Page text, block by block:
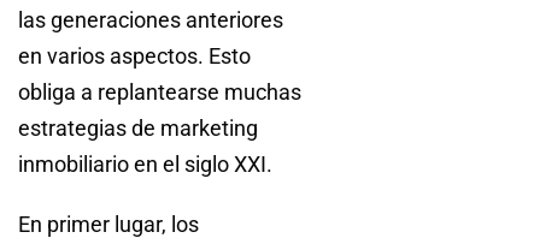
las generaciones anteriores
en varios aspectos. Esto
obliga a replantearse muchas
estrategias de marketing
inmobiliario en el siglo XXI.
En primer lugar, los